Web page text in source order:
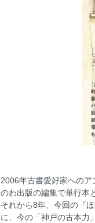
2006年古書愛好家への
のわ出版の編集で単行本
それから8年、今回の『
に、今の「神戸の古本力